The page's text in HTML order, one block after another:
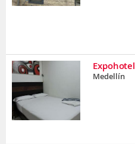
Expohotel
Medellín